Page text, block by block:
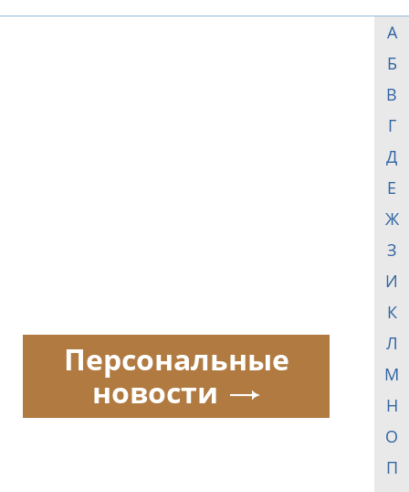
А
Б
В
Г
Д
Е
Ж
З
И
К
Л
М
Н
О
П
Персональные
новости